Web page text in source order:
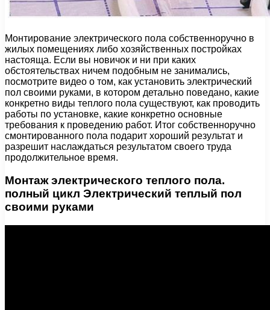
Монтирование электрического пола собственноручно в
жилых помещениях либо хозяйственных постройках
настояща. Если вы новичок и ни при каких
обстоятельствах ничем подобным не занимались,
посмотрите видео о том, как установить электрический
пол своими руками, в котором детально поведано, какие
конкретно виды теплого пола существуют, как проводить
работы по установке, какие конкретно основные
требования к проведению работ. Итог собственноручно
смонтированного пола подарит хороший результат и
разрешит наслаждаться результатом своего труда
продолжительное время.
Монтаж электрического теплого пола.
полный цикл Электрический теплый пол
своими руками